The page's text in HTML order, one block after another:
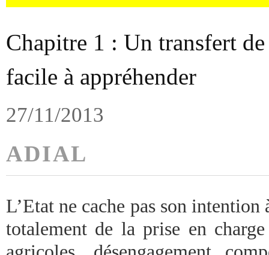
Chapitre 1 : Un transfert
facile à appréhender
27/11/2013
ADIAL
L’Etat ne cache pas son intention
totalement de la prise en